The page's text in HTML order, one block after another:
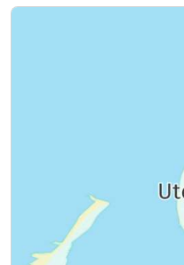
Zusatznächte
1 Erwachsenen